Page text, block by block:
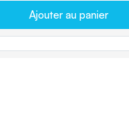
Ajouter au panier